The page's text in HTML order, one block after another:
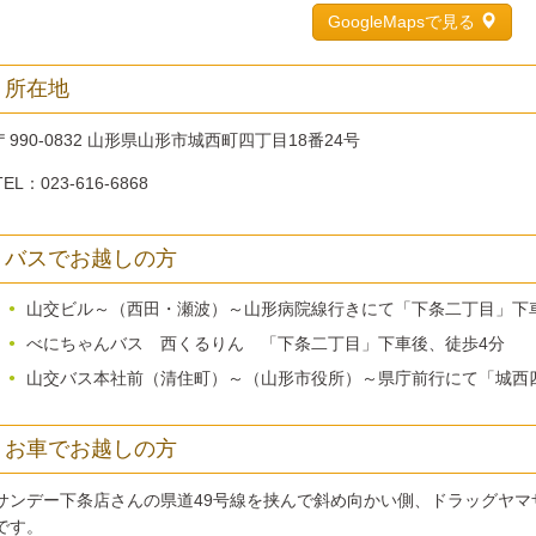
GoogleMapsで見る
所在地
990-0832 山形県山形市城西町四丁目18番24号
：023-616-6868
バスでお越しの方
山交ビル～（西田・瀬波）～山形病院線行きにて「下条二丁目」下
べにちゃんバス 西くるりん 「下条二丁目」下車後、徒歩4分
山交バス本社前（清住町）～（山形市役所）～県庁前行にて「城
お車でお越しの方
ンデー下条店さんの県道49号線を挟んで斜め向かい側、ドラッグヤ
す。